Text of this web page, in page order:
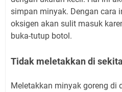
simpan minyak. Dengan cara
oksigen akan sulit masuk
buka-tutup botol.
Tidak meletakkan di
Meletakkan minyak goreng di